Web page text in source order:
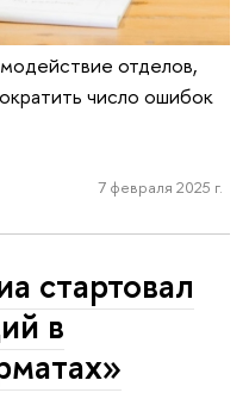
отделов,
число ошибок
7 февраля 2025 г.
стартовал
в